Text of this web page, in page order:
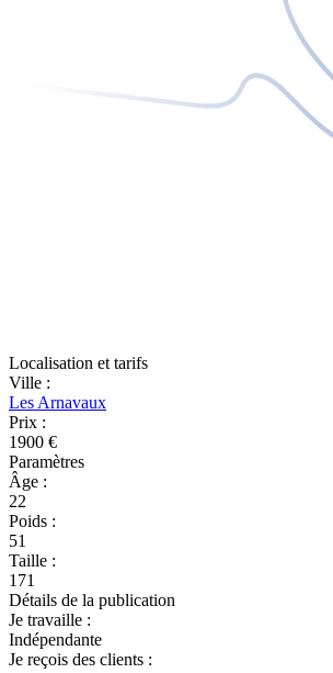
Localisation et tarifs
Ville :
Les Arnavaux
Prix :
1900 €
Paramètres
Âge :
22
Poids :
51
Taille :
171
Détails de la publication
Je travaille :
Indépendante
Je reçois des clients :